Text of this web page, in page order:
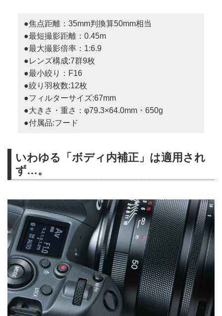
●焦点距離：35mm判換算50mm相当
●最短撮影距離：0.45m
●最大撮影倍率：1:6.9
●レンズ構成:7群9枚
●最小絞り：F16
●絞り羽枚数:12枚
●フィルターサイズ:67mm
●大きさ・重さ：φ79.3×64.0mm・650g
●付属品:フード
いわゆる「ボディ内補正」は適用され
ず…。